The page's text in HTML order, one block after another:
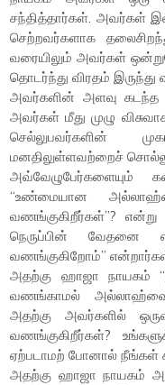
சந்தித்தார்கள். அவர்கள்
செற்றவர்களாக
வரையிலும் அவர்கள்
தொடர்ந்து விரதம் இருந்து
அவர்களின் அளவு
அவர்கள் மீது முழு
செல்லுபவர்களின்
மனதிலுள்ளவற்றைச்
“உண்மையான
வணங்குகிறீர்கள்”?
நெருப்பின் வேதனை
வணங்குகிறோம்”
அதற்கு ஹாஜா நாயகம்
வணங்காமல் அல்லாஹ்வை
அதற்கு அவர்களில்
வணங்குகிறீர்கள்?
ஏற்படாமற் போனால் நீங்கள்
அதற்கு ஹாஜா நாயகம்